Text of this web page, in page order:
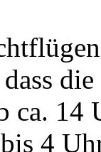
ca. 14
4